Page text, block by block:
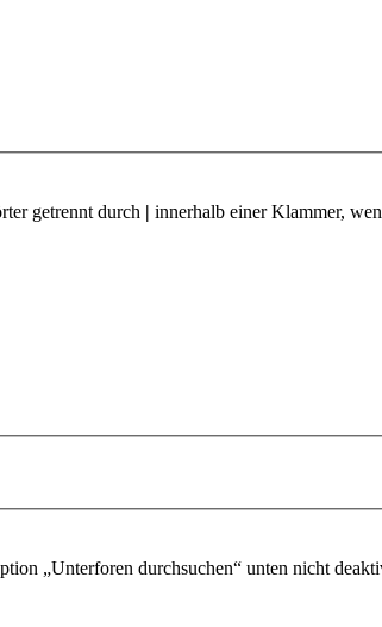
getrennt durch | innerhalb einer Klammer,
„Unterforen durchsuchen“ unten nicht